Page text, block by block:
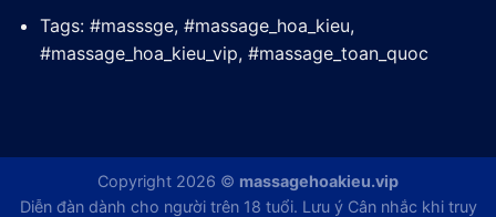
Tags: #masssge, #massage_hoa_kieu,
#massage_hoa_kieu_vip, #massage_toan_quoc
Copyright 2026 © massagehoakieu.vip
Diễn đàn dành cho người trên 18 tuổi. Lưu ý Cân nhắc khi truy